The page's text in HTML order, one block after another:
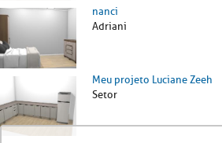
nanci
Adriani
Meu projeto Luciane Zeeh
Setor